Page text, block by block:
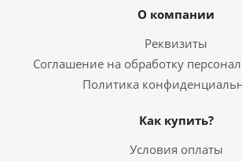
О компании
Реквизиты
Соглашение на обработку
Политика
Как купить?
Условия оплаты